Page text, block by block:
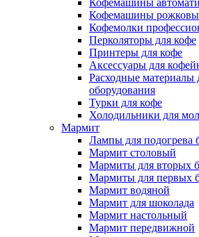
Кофемашины
Кофемашины
Кофемолки
Перколяторы для кофе
Принтеры для кофе
Аксессуары для
Расходные материалы
оборудования
Турки для кофе
Холодильники для
Мармит
Лампы для подогрева
Мармит столовый
Мармиты для вторых
Мармиты для первых
Мармит водяной
Мармит для шоколада
Мармит настольный
Мармит передвижной